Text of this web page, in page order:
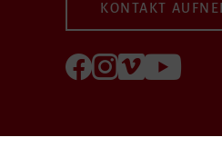
KONTAKT
Folgen Sie uns auf
Folgen Sie uns
Besuchen